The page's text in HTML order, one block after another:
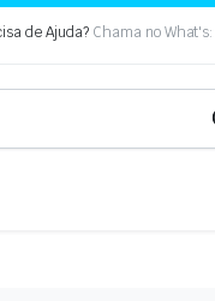
de Ajuda? Chama no What's: